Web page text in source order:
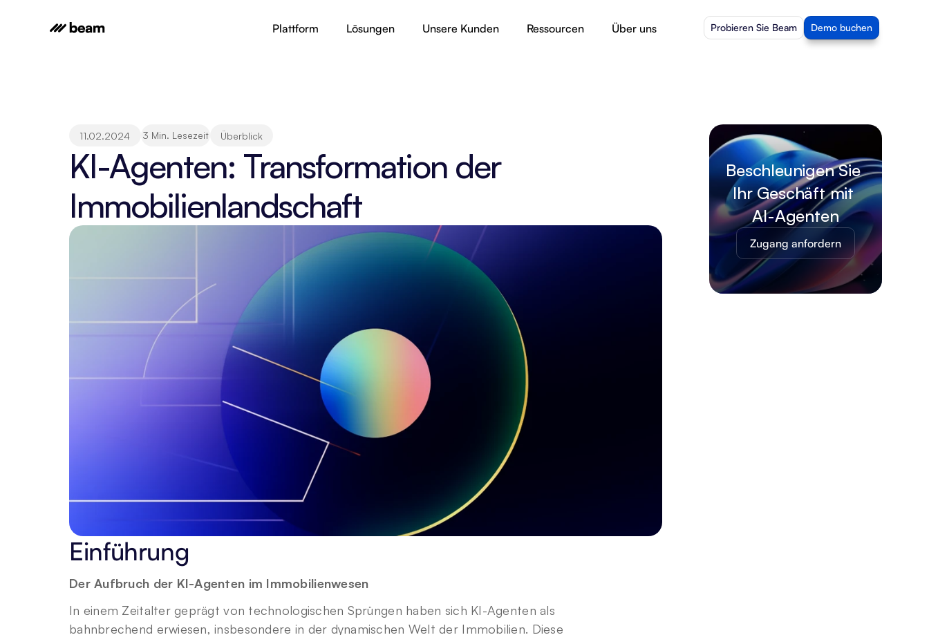
Plattform Lösungen Unsere Kunden Ressourcen Über uns Probieren Sie Beam Demo buchen
11.02.2024 3 Min. Lesezeit Überblick
KI-Agenten: Transformation der
Immobilienlandschaft
Einführung
Der Aufbruch der KI-Agenten im Immobilienwesen
In einem Zeitalter geprägt von technologischen Sprüngen haben sich KI-Agenten als
bahnbrechend erwiesen, insbesondere in der dynamischen Welt der Immobilien. Diese
Beschleunigen Sie
Ihr Geschäft mit
AI-Agenten
Zugang anfordern